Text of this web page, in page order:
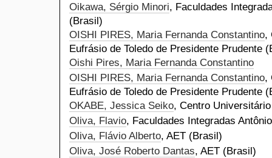
Oikawa, Sérgio Minori, Faculdades
(Brasil)
OISHI PIRES, Maria Fernanda Constantino,
Eufrásio de Toledo de Presidente Prudente
Oishi Pires, Maria Fernanda Constantino
OISHI PIRES, Maria Fernanda Constantino,
Eufrásio de Toledo de Presidente Prudente
OKABE, Jessica Seiko, Centro
Oliva, Flavio, Faculdades Integradas
Oliva, Flávio Alberto, AET (Brasil)
Oliva, José Roberto Dantas, AET (Brasil)